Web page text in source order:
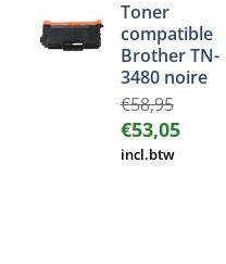
était :
€24,95.€22,45.
Toner
compatible
Brother TN-
3480 noire
€58,95
Le
prix
€53,05Le
incl.btw